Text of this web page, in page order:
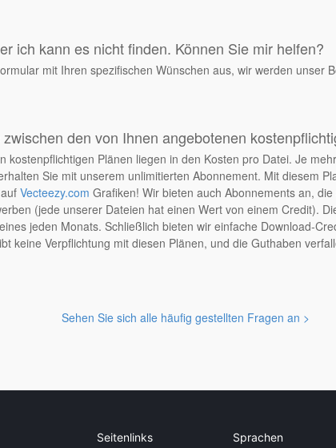
ich kann es nicht finden. Können Sie mir helfen?
mit Ihren spezifischen Wünschen aus, wir werden unser
den von Ihnen angebotenen
kostenpflichtigen Plänen liegen in den Kosten pro Datei. Je
Sie mit unserem unlimitierten Abonnement. Mit diesem
Vecteezy.com Grafiken! Wir bieten auch Abonnements an,
(jede unserer Dateien hat einen Wert von einem Credit).
jeden Monats. Schließlich bieten wir einfache Download-
keine Verpflichtung mit diesen Plänen, und die Guthaben
Sehen Sie sich alle häufig gestellten Fragen an >
Seitenlinks Sprachen